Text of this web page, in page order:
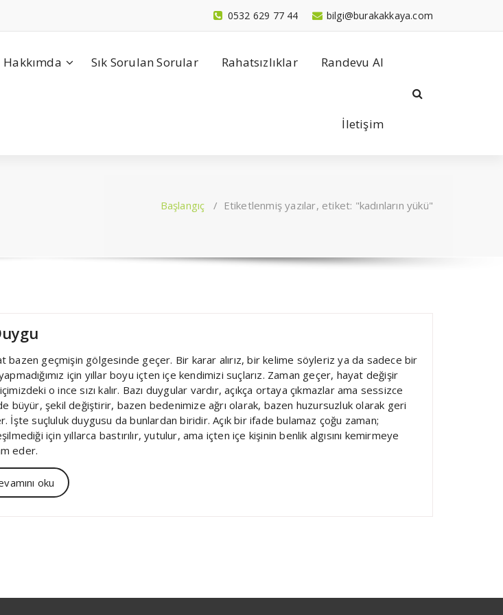
bilgi@burakakkaya.com
0532 629 77 44
Hakkımda Sık Sorulan Sorular Rahatsızlıklar Randevu Al
İletişim
Başlangıç / Etiketlenmiş yazılar, etiket: "kadınların yükü"
bazen geçmişin gölgesinde geçer. Bir karar alırız, bir kelime söyleriz ya da sadece bir
için yıllar boyu içten içe kendimizi suçlarız. Zaman geçer, hayat değişir
o ince sızı kalır. Bazı duygular vardır, açıkça ortaya çıkmazlar ama sessizce
büyür, şekil değiştirir, bazen bedenimize ağrı olarak, bazen huzursuzluk olarak geri
İşte suçluluk duygusu da bunlardan biridir. Açık bir ifade bulamaz çoğu zaman;
için yıllarca bastırılır, yutulur, ama içten içe kişinin benlik algısını kemirmeye
eder.
oku